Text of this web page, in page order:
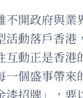
不開政府與業
活動落戶香港
互動正是香港
一個盛事帶來
漆招牌」，